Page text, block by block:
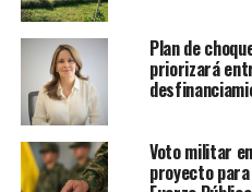
Plan de
priorizará
Voto militar
proyecto